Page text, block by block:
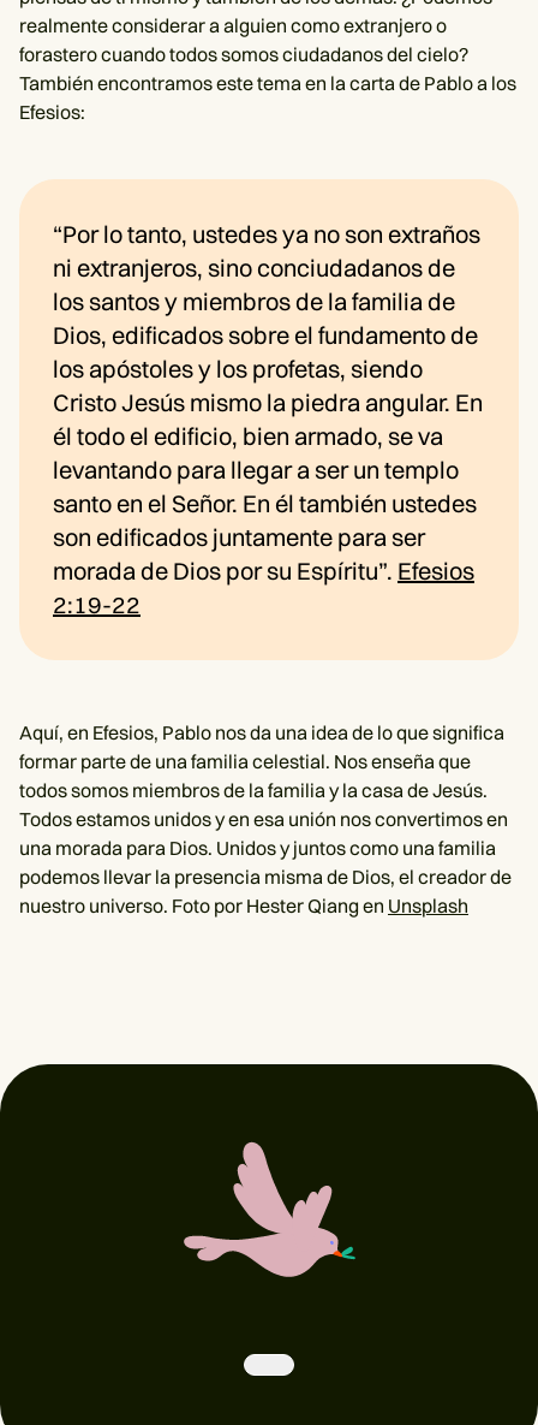
realmente considerar a alguien como extranjero o
forastero cuando todos somos ciudadanos del cielo?
También encontramos este tema en la carta de Pablo a los
Efesios:
“Por lo tanto, ustedes ya no son extraños
ni extranjeros, sino conciudadanos de
los santos y miembros de la familia de
Dios, edificados sobre el fundamento de
los apóstoles y los profetas, siendo
Cristo Jesús mismo la piedra angular. En
él todo el edificio, bien armado, se va
levantando para llegar a ser un templo
santo en el Señor. En él también ustedes
son edificados juntamente para ser
morada de Dios por su Espíritu”. Efesios
2:19-22
Aquí, en Efesios, Pablo nos da una idea de lo que significa
formar parte de una familia celestial. Nos enseña que
todos somos miembros de la familia y la casa de Jesús.
Todos estamos unidos y en esa unión nos convertimos en
una morada para Dios. Unidos y juntos como una familia
podemos llevar la presencia misma de Dios, el creador de
nuestro universo. Foto por Hester Qiang en Unsplash